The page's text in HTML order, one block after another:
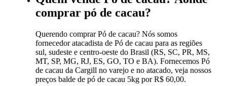
comprar pó de cacau?
Querendo comprar Pó de cacau? Nós somos
fornecedor atacadista de Pó de cacau para as regiões
sul, sudeste e centro-oeste do Brasil (RS, SC, PR, MS,
MT, SP, MG, RJ, ES, GO, TO e BA). Fornecemos Pó
de cacau da Cargill no varejo e no atacado, veja nossos
preços balde de pó de cacau 5kg por R$ 60,00.